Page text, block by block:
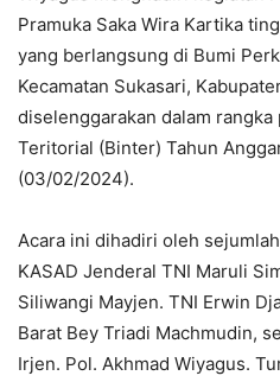
Pramuka Saka Wira Kartika
yang berlangsung di Bumi
Kecamatan Sukasari,
diselenggarakan dalam
Teritorial (Binter) Tahun
(03/02/2024).
Acara ini dihadiri oleh
KASAD Jenderal TNI Maruli
Siliwangi Mayjen. TNI Erwin
Barat Bey Triadi Machmudin,
Irjen. Pol. Akhmad Wiyagus.